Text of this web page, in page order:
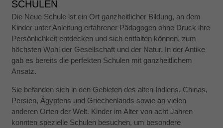
SCHULEN
Die Neue Schule ist ein Ort ganzheitlicher Bildung, an dem
Kinder unter Anleitung erfahrener Pädagogen ohne Druck ihre
Persönlichkeit entdecken und sich entfalten können, zum
höchsten Wohl der Gesellschaft und der Natur. In der Antike
gab es bereits die perfekten Schulen mit ganzheitlichem
Ansatz.
Sie befanden sich in den Gebieten des alten Indiens, Chinas,
Persien, Ägyptens und Griechenlands sowie an vielen
anderen Orten der Welt. Kinder im Alter von acht Jahren
konnten spezielle Schulen besuchen, um besondere